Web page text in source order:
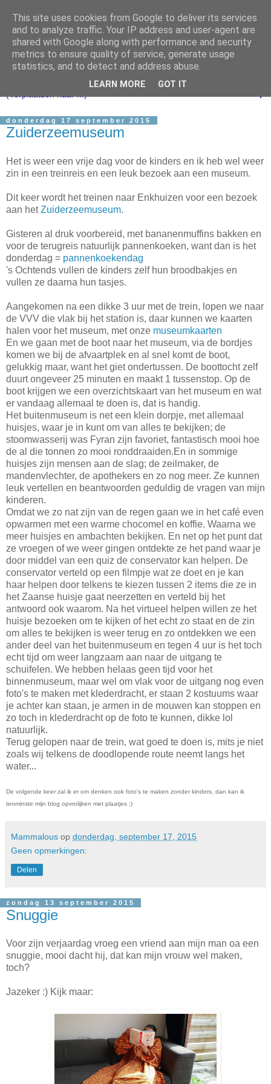
▼
donderdag 17 september 2015
Zuiderzeemuseum
Het is weer een vrije dag voor de kinders en ik heb wel weer
zin in een treinreis en een leuk bezoek aan een museum.
Dit keer wordt het treinen naar Enkhuizen voor een bezoek
aan hetZuiderzeemuseum.
Gisteren al druk voorbereid, met bananenmuffins bakken en
voor de terugreis natuurlijk pannenkoeken, want dan is het
donderdag = pannenkoekendag
's Ochtends vullen de kinders zelf hun broodbakjes en
vullen ze daarna hun tasjes.
Aangekomen na een dikke 3 uur met de trein, lopen we naar
de VVV die vlak bij het station is, daar kunnen we kaarten
halen voor het museum, met onze museumkaarten
En we gaan met de boot naar het museum, via de bordjes
komen we bij de afvaartplek en al snel komt de boot,
gelukkig maar, want het giet ondertussen. De boottocht zelf
duurt ongeveer 25 minuten en maakt 1 tussenstop. Op de
boot krijgen we een overzichtskaart van het museum en wat
er vandaag allemaal te doen is, dat is handig.
Het buitenmuseum is net een klein dorpje, met allemaal
huisjes, waar je in kunt om van alles te bekijken; de
stoomwasserij was Fyran zijn favoriet, fantastisch mooi hoe
de al die tonnen zo mooi ronddraaiden.En in sommige
huisjes zijn mensen aan de slag; de zeilmaker, de
mandenvlechter, de apothekers en zo nog meer. Ze kunnen
leuk vertellen en beantwoorden geduldig de vragen van mijn
kinderen.
Omdat we zo nat zijn van de regen gaan we in het café even
opwarmen met een warme chocomel en koffie. Waarna we
meer huisjes en ambachten bekijken. En net op het punt dat
ze vroegen of we weer gingen ontdekte ze het pand waar je
door middel van een quiz de conservator kan helpen. De
conservator verteld op een filmpje wat ze doet en je kan
haar helpen door telkens te kiezen tussen 2 items die ze in
het Zaanse huisje gaat neerzetten en verteld bij het
antwoord ook waarom. Na het virtueel helpen willen ze het
huisje bezoeken om te kijken of het echt zo staat en de zin
om alles te bekijken is weer terug en zo ontdekken we een
ander deel van het buitenmuseum en tegen 4 uur is het toch
echt tijd om weer langzaam aan naar de uitgang te
schuifelen. We hebben helaas geen tijd voor het
binnenmuseum, maar wel om vlak voor de uitgang nog even
foto's te maken met klederdracht, er staan 2 kostuums waar
je achter kan staan, je armen in de mouwen kan stoppen en
zo toch in klederdracht op de foto te kunnen, dikke lol
natuurlijk.
Terug gelopen naar de trein, wat goed te doen is, mits je niet
zoals wij telkens de doodlopende route neemt langs het
water...
De volgende keer zal ik er om denken ook foto's te maken zonder kinders, dan kan ik
tenminste mijn blog opvrolijken met plaatjes ;)
Mammalous op donderdag, september 17, 2015
Geen opmerkingen:
Delen
zondag 13 september 2015
Snuggie
Voor zijn verjaardag vroeg een vriend aan mijn man oa een
snuggie, mooi dacht hij, dat kan mijn vrouw wel maken,
toch?
Jazeker :) Kijk maar:
This site uses cookies from Google to deliver its services
and to analyze traffic. Your IP address and user-agent are
shared with Google along with performance and security
metrics to ensure quality of service, generate usage
statistics, and to detect and address abuse.
LEARN MORE GOT IT